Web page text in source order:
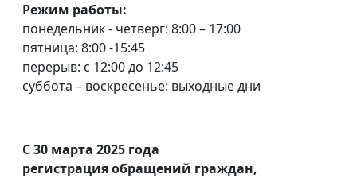
Режим работы:
понедельник - четверг: 8:00 – 17:00
пятница: 8:00 -15:45
перерыв: с 12:00 до 12:45
суббота – воскресенье: выходные дни
С 30 марта 2025 года
регистрация обращений граждан,